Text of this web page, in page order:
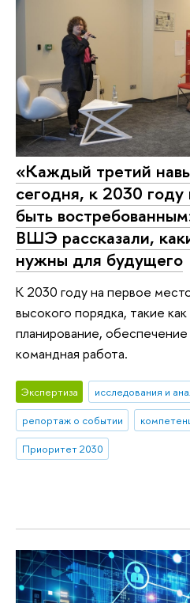
«Каждый третий
сегодня, к 2030 году
быть
ВШЭ рассказали,
нужны для будущего
К 2030 году на первое
высокого порядка, такие
планирование,
командная работа.
Экспертиза
исследования и
репортаж о событии
Приоритет 2030